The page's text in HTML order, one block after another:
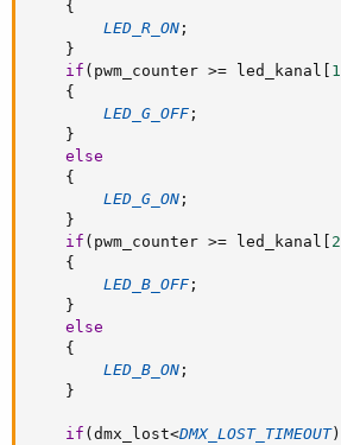
{
LED_R_ON ;
}
if ( pwm_counter >= led_kanal 1
{
LED_G_OFF ;
}
else
{
LED_G_ON ;
}
if ( pwm_counter >= led_kanal 2
{
LED_B_OFF ;
}
else
{
LED_B_ON ;
}
if ( dmx_lost<DMX_LOST_TIMEOUT)